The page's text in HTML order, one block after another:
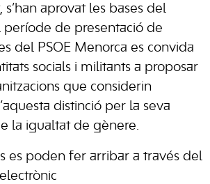
s’han aprovat les bases del
període de presentació de
del PSOE Menorca es convida
socials i militants a proposar
que considerin
distinció per la seva
la igualtat de gènere.
es poden fer arribar a través del